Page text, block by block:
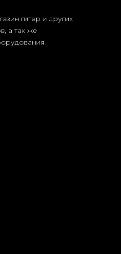
гитар и других
а так же